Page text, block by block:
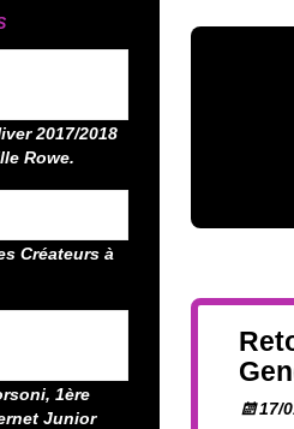
17/
2017/2018
Rowe.
Créateurs à
1ère
Junior